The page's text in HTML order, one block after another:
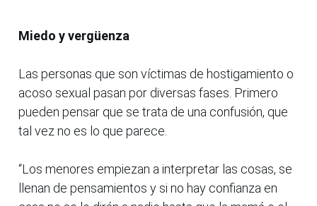
Miedo y vergüenza
Las personas que son víctimas de hostigamiento o
acoso sexual pasan por diversas fases. Primero
pueden pensar que se trata de una confusión, que
tal vez no es lo que parece.
“Los menores empiezan a interpretar las cosas, se
llenan de pensamientos y si no hay confianza en